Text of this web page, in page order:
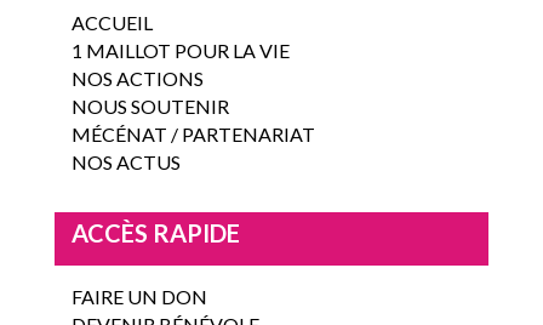
ACCUEIL
1 MAILLOT POUR LA VIE
NOS ACTIONS
NOUS SOUTENIR
MÉCÉNAT / PARTENARIAT
NOS ACTUS
ACCÈS RAPIDE
FAIRE UN DON